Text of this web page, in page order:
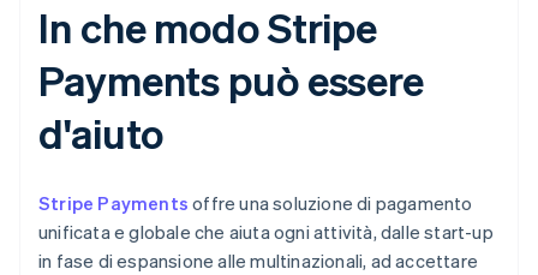
In che modo Stripe
Payments può essere
d'aiuto
Stripe Payments offre una soluzione di pagamento
unificata e globale che aiuta ogni attività, dalle start-up
in fase di espansione alle multinazionali, ad accettare